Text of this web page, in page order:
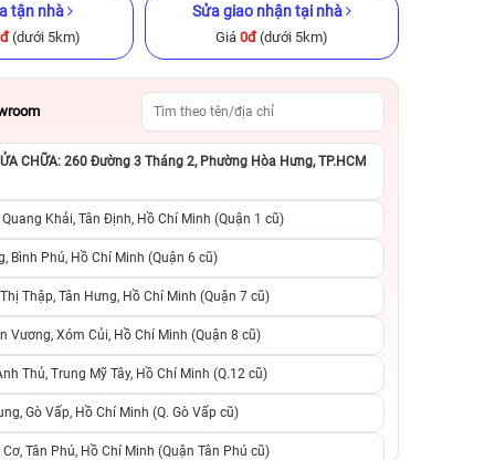
Cũ chính
thân
hãng
5.090.000đ
9.990.000đ
chuyển đổi, 0 gọi người thân
tận nhà
(dưới 5km)
Sửa giao nhận tại nhà
Giá 0đ(dưới 5km)
CHỮA: 260 Đường 3 Tháng 2, Phường Hòa Hưng, TP.HCM
Khải, Tân Định, Hồ Chí Minh (Quận 1 cũ)
Bình Phú, Hồ Chí Minh (Quận 6 cũ)
Thập, Tân Hưng, Hồ Chí Minh (Quận 7 cũ)
Vương, Xóm Củi, Hồ Chí Minh (Quận 8 cũ)
Thủ, Trung Mỹ Tây, Hồ Chí Minh (Q.12 cũ)
Gò Vấp, Hồ Chí Minh (Q. Gò Vấp cũ)
Tân Phú, Hồ Chí Minh (Quận Tân Phú cũ)